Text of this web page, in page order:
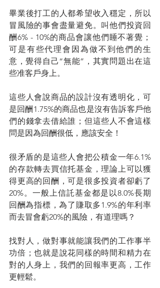
畢業後打工的人都希望收入穩定，所以
冒風險的事會盡量避免。叫他們投資回
酬6% - 10%的商品會讓他們睡不著覺；
可是有些代理會因為做不到他們的生
意，覺得自己“無能”，其實問題出在這
些准客戶身上。
這些人會說商品的設計沒有透明化，可
是回酬1.75%的商品也是沒有告訴客戶他
們的錢拿去借給誰；但這些人不會這樣
問是因為回酬很低，應該安全！
很矛盾的是這些人會把公積金一年6.1%
的存款轉去買信托基金，理論上可以獲
得更高的回酬，可是很多投資者卻虧了
20%。一般上信託基金都是以8.0%長期
回酬為指標，為了賺取多1.9%的年利率
而去冒會虧20%的風險，有道理嗎？
找對人，做對事就能讓我們的工作事半
功倍；也就是說花同樣的時間和精力在
對的人身上，我們的回報率更高，工作
更輕鬆。